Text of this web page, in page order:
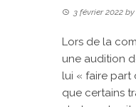
3 février 2022 by
Lors de la
une audition
lui « faire part
que certains